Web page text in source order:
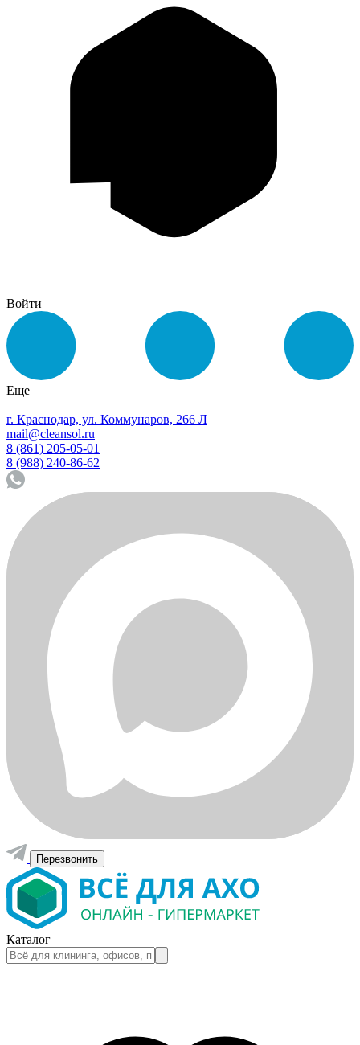
Войти
Еще
г. Краснодар, ул. Коммунаров, 266 Л
mail@cleansol.ru
8 (861) 205-05-01
8 (988) 240-86-62
Перезвонить
Каталог